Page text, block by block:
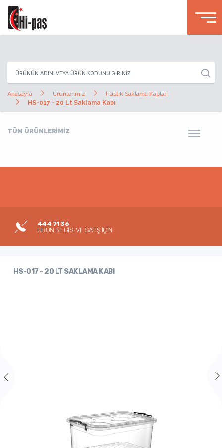
Anasayfa Ürünlerimiz
Plastik Saklama Kapları
HS-017 - 20 Lt Saklama Kabı
TÜM ÜRÜNLERİMİZ
444 71 36
ÜRÜN BİLGİSİ VE SATIŞ İÇİN
HS-017 - 20 LT SAKLAMA KABI